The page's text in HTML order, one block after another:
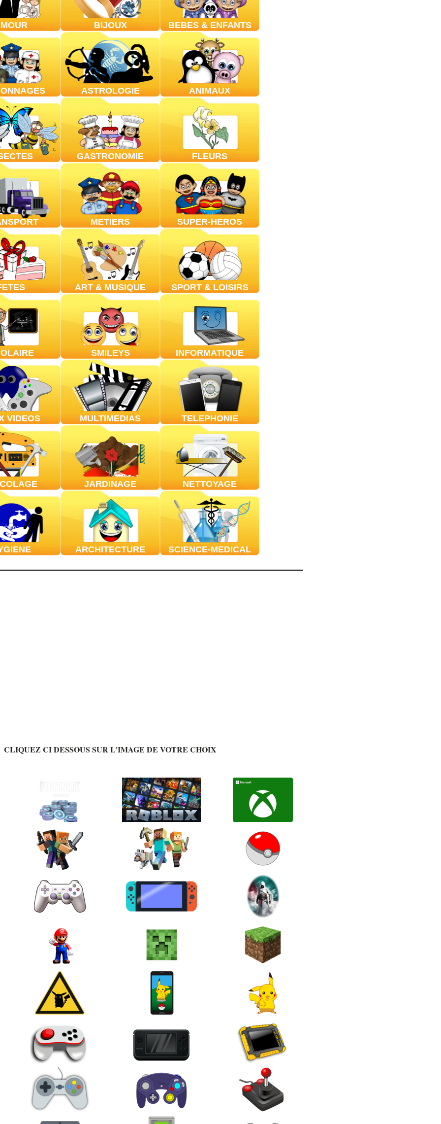
BIJOUX BEBES & ENFANTS
ASTROLOGIE ANIMAUX
GASTRONOMIE FLEURS
METIERS SUPER-HEROS
ART & MUSIQUE SPORT & LOISIRS
SMILEYS INFORMATIQUE
VIDEOS MULTIMEDIAS TELEPHONIE
JARDINAGE NETTOYAGE
ARCHITECTURE SCIENCE-MEDICAL
CLIQUEZ CI DESSOUS SUR L'IMAGE DE VOTRE CHOIX